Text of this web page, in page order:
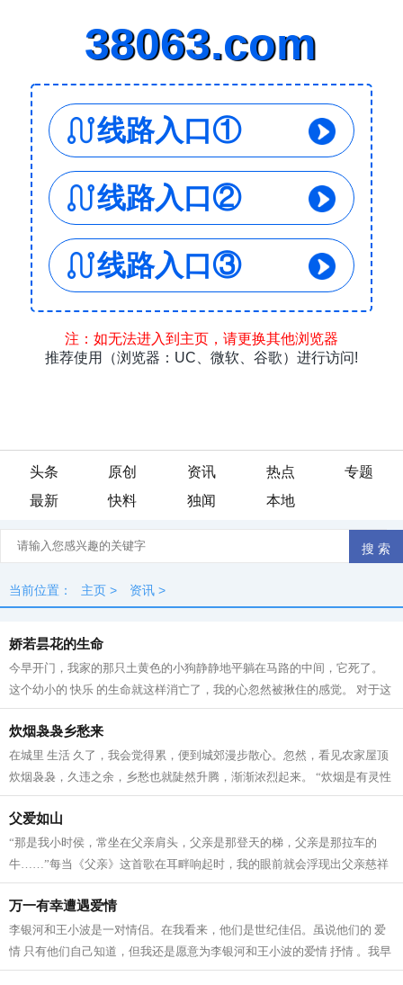
头条 原创 资讯 热点
专题
最新
快料 独闻 本地
当前位置： 主页 > 资讯 >
娇若昙花的生命
今早开门，我家的那只土黄色的小狗静静地平躺在马路的中间，它死了。
这个幼小的 快乐 的生命就这样消亡了，我的心忽然被揪住的感觉。 对于这
个小生命的到来，很是偶然。约两个...
炊烟袅袅乡愁来
在城里 生活 久了，我会觉得累，便到城郊漫步散心。忽然，看见农家屋顶
炊烟袅袅，久违之余，乡愁也就陡然升腾，渐渐浓烈起来。 “炊烟是有灵性
的，不信，你看嘛！”记得这是母...
父爱如山
“那是我小时侯，常坐在父亲肩头，父亲是那登天的梯，父亲是那拉车的
牛……”每当《父亲》这首歌在耳畔响起时，我的眼前就会浮现出父亲慈祥
的面孔和劳作不辍的背影。父亲的一...
万一有幸遭遇爱情
李银河和王小波是一对情侣。在我看来，他们是世纪佳侣。虽说他们的 爱
情 只有他们自己知道，但我还是愿意为李银河和王小波的爱情 抒情 。我早
就过了抒情的年龄，也严重怀疑世间...